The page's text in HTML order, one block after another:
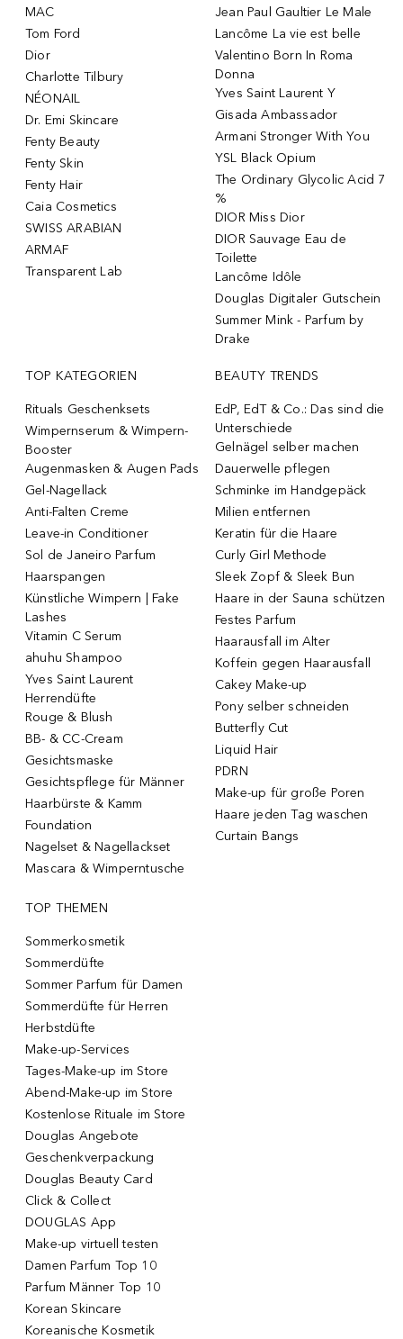
MAC
Tom Ford
Dior
Charlotte Tilbury
NÉONAIL
Dr. Emi Skincare
Fenty Beauty
Fenty Skin
Fenty Hair
Caia Cosmetics
SWISS ARABIAN
ARMAF
Transparent Lab
Jean Paul Gaultier Le Male
Lancôme La vie est belle
Valentino Born In Roma
Donna
Yves Saint Laurent Y
Gisada Ambassador
Armani Stronger With You
YSL Black Opium
The Ordinary Glycolic Acid 7
%
DIOR Miss Dior
DIOR Sauvage Eau de
Toilette
Lancôme Idôle
Douglas Digitaler Gutschein
Summer Mink - Parfum by
Drake
TOP KATEGORIEN
Rituals Geschenksets
Wimpernserum & Wimpern-
Booster
Augenmasken & Augen Pads
Gel-Nagellack
Anti-Falten Creme
Leave-in Conditioner
Sol de Janeiro Parfum
Haarspangen
Künstliche Wimpern | Fake
Lashes
Vitamin C Serum
ahuhu Shampoo
Yves Saint Laurent
Herrendüfte
Rouge & Blush
BB- & CC-Cream
Gesichtsmaske
Gesichtspflege für Männer
Haarbürste & Kamm
Foundation
Nagelset & Nagellackset
Mascara & Wimperntusche
BEAUTY TRENDS
EdP, EdT & Co.: Das sind die
Unterschiede
Gelnägel selber machen
Dauerwelle pflegen
Schminke im Handgepäck
Milien entfernen
Keratin für die Haare
Curly Girl Methode
Sleek Zopf & Sleek Bun
Haare in der Sauna schützen
Festes Parfum
Haarausfall im Alter
Koffein gegen Haarausfall
Cakey Make-up
Pony selber schneiden
Butterfly Cut
Liquid Hair
PDRN
Make-up für große Poren
Haare jeden Tag waschen
Curtain Bangs
TOP THEMEN
Sommerkosmetik
Sommerdüfte
Sommer Parfum für Damen
Sommerdüfte für Herren
Herbstdüfte
Make-up-Services
Tages-Make-up im Store
Abend-Make-up im Store
Kostenlose Rituale im Store
Douglas Angebote
Geschenkverpackung
Douglas Beauty Card
Click & Collect
DOUGLAS App
Make-up virtuell testen
Damen Parfum Top 10
Parfum Männer Top 10
Korean Skincare
Koreanische Kosmetik